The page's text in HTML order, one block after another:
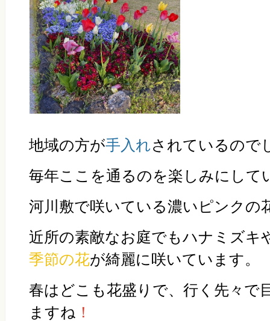
地域の方が手入れされているので
毎年ここを通るのを楽しみにして
河川敷で咲いている濃いピンクの
近所の素敵なお庭でもハナミズキ
季節の花が綺麗に咲いています。
春はどこも花盛りで、行く先々で
ますね ！